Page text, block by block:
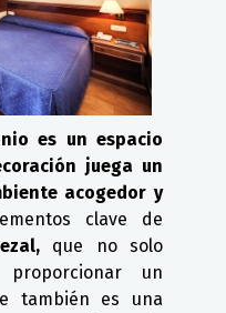
es un espacio
juega un
acogedor y
clave de
que no solo
un
también es una